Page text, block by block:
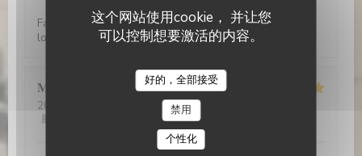
这个网站使用cookie， 并让您
可以控制想要激活的内容。
好的，全部接受
禁用
个性化
Fantastic food at reasonable prices. Very friendly and
lovely ambience
M. Hubert LASSERREL
2026-06-19
- 12:00 - 来宾 2
服务
:5/5 质价比
Le Bouchon Nice